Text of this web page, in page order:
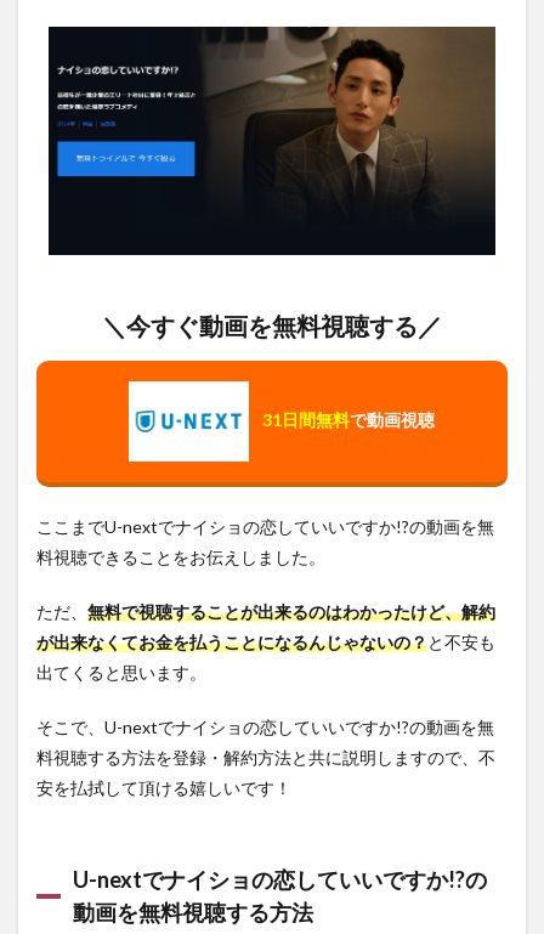
＼今すぐ動画を無料視聴する／
31日間無料で動画視聴
ここまでU-nextでナイショの恋していいですか!?の動画を無
料視聴できることをお伝えしました。
ただ、 無料で視聴することが出来るのはわかったけど、解約
が出来なくてお金を払うことになるんじゃないの？と不安も
出てくると思います。
そこで、U-nextでナイショの恋していいですか!?の動画を無
料視聴する方法を登録・解約方法と共に説明しますので、不
安を払拭して頂ける嬉しいです！
U-nextでナイショの恋していいですか!?の
動画を無料視聴する方法